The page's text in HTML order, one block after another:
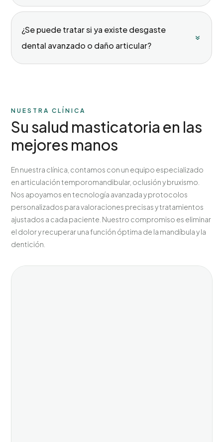
¿Se puede tratar si ya existe desgaste
dental avanzado o daño articular?
NUESTRA CLÍNICA
Su salud masticatoria en las
mejores manos
En nuestra clínica, contamos con un equipo especializado
en articulación temporomandibular, oclusión y bruxismo.
Nos apoyamos en tecnología avanzada y protocolos
personalizados para valoraciones precisas y tratamientos
ajustados a cada paciente. Nuestro compromiso es eliminar
el dolor y recuperar una función óptima de la mandíbula y la
dentición.